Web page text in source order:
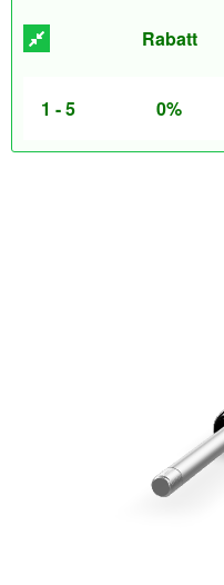
Rabatt
1 - 5 0%